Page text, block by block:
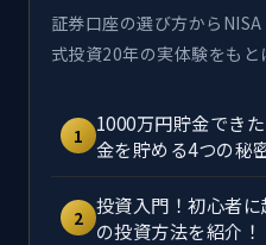
証券口座の選び方から
式投資20年の実体験をもと
1
1000万円貯金でき
金を貯める4つの秘
2 投資入門！初心者
の投資方法を紹介！